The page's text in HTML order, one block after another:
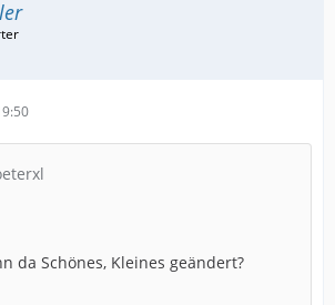
da Schönes, Kleines geändert?